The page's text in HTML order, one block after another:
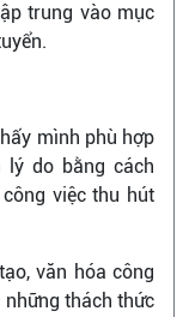
trung vào mục
mình phù hợp
lý do bằng cách
việc thu hút
văn hóa công
những thách thức